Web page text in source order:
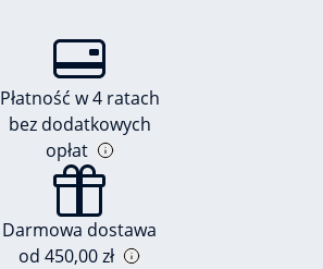
Płatność w 4 ratach
bez dodatkowych
opłat
Darmowa dostawa
od 450,00 zł